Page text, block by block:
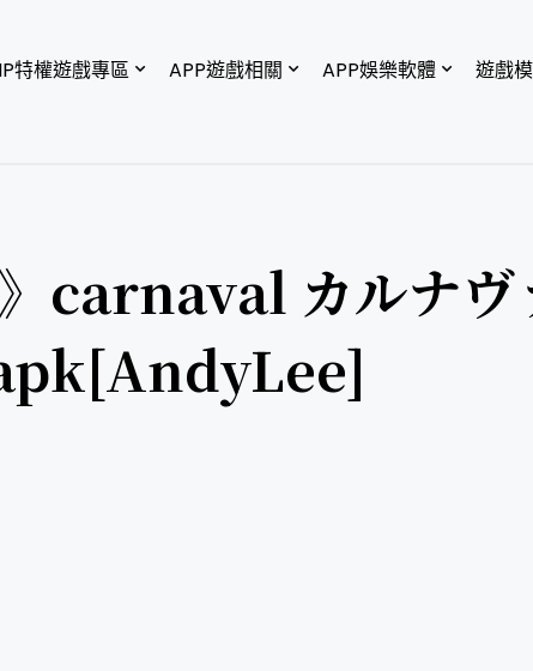
特權遊戲專區 APP遊戲相關 APP娛樂軟體 遊戲
》carnaval カルナ